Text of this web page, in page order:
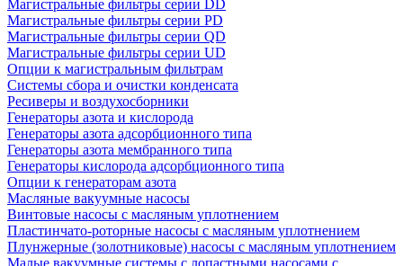
Магистральные фильтры серии DD
Магистральные фильтры серии PD
Магистральные фильтры серии QD
Магистральные фильтры серии UD
Опции к магистральным фильтрам
Системы сбора и очистки конденсата
Ресиверы и воздухосборники
Генераторы азота и кислорода
Генераторы азота адсорбционного типа
Генераторы азота мембранного типа
Генераторы кислорода адсорбционного типа
Опции к генераторам азота
Масляные вакуумные насосы
Винтовые насосы с масляным уплотнением
Пластинчато-роторные насосы с масляным уплотнением
Плунжерные (золотниковые) насосы с масляным уплотнением
Малые вакуумные системы с лопастными насосами с